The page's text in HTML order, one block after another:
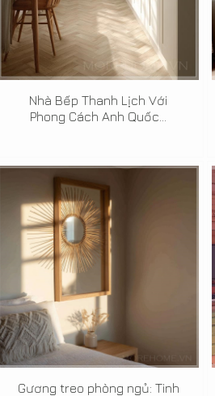
Nhà Bếp Thanh Lịch Với
Phong Cách Anh Quốc...
Gương treo phòng ngủ: Tinh